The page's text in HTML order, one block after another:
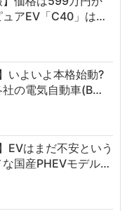
ュアEV「C40」は…
いよいよ本格始動?
社の電気自動車(B…
EVはまだ不安という
な国産PHEVモデル…